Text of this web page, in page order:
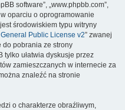
software”, „www.phpbb.com”,
w oparciu o oprogramowanie
środowiskiem typu witryny
Public License v2” zwanej
do pobrania ze strony
tylko ułatwia dyskusje przez
zamieszczanych w internecie za
znaleźć na stronie
o charakterze obraźliwym,